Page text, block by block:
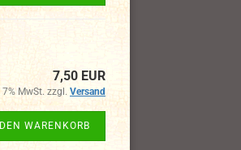
7,50 EUR
7% MwSt. zzgl. Versand
WARENKORB